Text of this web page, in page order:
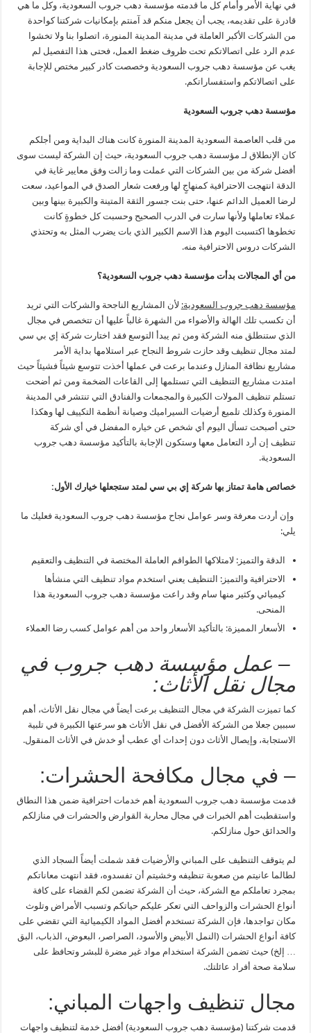
في نهاية الأمر وأمام كل ما قدمته مؤسسة دهب جروب السعودية، وكل ما هي
قادرة على تقديمه، يجب أن يجعل منكم قد آمنتم بإمكانيات شركتنا كواحدة
من الشركات الأكبر العاملة في مدينة المدينة المنورة، اتصلوا بنا ولا تخشوا
عدم الرد على اتصالاتكم تحت ظروف ضغط العمل، فحتى هذا التفصيل لم
يغب عن مؤسسة دهب جروب السعودية وخصصت كادر كبير مختص للإجابة
على اتصالاتكم واستفساراتكم.
مؤسسة دهب جروب السعودية
من قلب العاصمة السعودية المدينة المنورة كانت هناك البداية ومن أجلكم
كان الإنطلاق لـ مؤسسة دهب جروب السعودية، حيث إن الشركة ليست سوى
أفضل شركة من بين الشركات التي عملت وما زالت وفق معايير غاية في
الدقة انتهجت الاحترافية كمنهاجٍ لها ورفعت شعار الصدق في المواعيد، سعت
لرضا العميل الدائم عنها، حتى بنت جسور الثقة المتينة والكبيرة بينها وبين
عملاء تعاملها ولأنها سارت في الدرب الصحيح وحسبت كل خطوةٍ كانت
تخطوها اكتسبت اليوم هذا الاسم الكبير الذي بات يضرب المثل به وتحتذي
الشركات دروس الاحترافية منه.
من أي المجالات بدأت مؤسسة دهب جروب السعودية؟
مؤسسة دهب جروب السعودية: لأن المشاريع الناجحة والشركات التي تريد
أن تكسب تلك الهالة والأضواء من الشهرة غالباً عليها أن تتخصص في مجال
الذي ستنطلق منه الشركة ومن ثم يبدأ التوسع فقد اختارت شركة إي بي سي
لمتد مجال تنظيف وقد حازت شروط النجاح عبر استلامها بداية الأمر
مشاريع نظافة المنازل وعندما برعت في عملها أخذت تتوسع شيئاً فشيئاً حيث
امتدت مشاريع التنظيف التي تستلمها إلى القاعات الضخمة ومن ثم أضحت
تستلم تنظيف المولات الكبيرة والمجمعات والفنادق التي تنتشر في المدينة
المنورة وكذلك تلميع أرضيات السيراميك وصيانة أنظمة التكييف لها وهكذا
حتى أصبحت تسأل اليوم أي شخص عن خياره المفضل في أي شركة
تنظيف إن أرد التعامل معها وستكون الإجابة بالتأكيد مؤسسة دهب جروب
السعودية.
خصائص هامة تمتاز بها شركة إي بي سي لمتد ستجعلها خيارك الأول:
وإن أردت معرفة وسر عوامل نجاح مؤسسة دهب جروب السعودية فعليك ما
يلي:
الدقة والتميز: لامتلاكها الطواقم العاملة المختصة في التنظيف والتعقيم
الاحترافية والتميز: التنظيف يعني استخدم مواد تنظيف التي منشأها
كيميائي وكثير منها سام وقد راعت مؤسسة دهب جروب السعودية هذا
المنحى.
الأسعار المميزة: بالتأكيد الأسعار واحد من أهم عوامل كسب رضا العملاء
– عمل مؤسسة دهب جروب في
مجال نقل الأثاث:
كما تميزت الشركة في مجال التنظيف برعت أيضاً في مجال نقل الأثاث، أهم
سببين جعلا من الشركة الأفضل في نقل الأثاث هو سرعتها الكبيرة في تلبية
الاستجابة، وإيصال الأثاث دون إحداث أي عطب أو خدش في الأثاث المنقول.
– في مجال مكافحة الحشرات:
قدمت مؤسسة دهب جروب السعودية أهم خدمات احترافية ضمن هذا النطاق
واستقطبت أهم الخبرات في مجال محاربة القوارض والحشرات في منازلكم
والحدائق حول منازلكم.
لم يتوقف التنظيف على المباني والأرضيات فقد شملت أيضاً السجاد الذي
لطالما عانيتم من صعوبة تنظيفه وخشيتم أن تفسدوه، فقد انتهت معاناتكم
بمجرد تعاملكم مع الشركة، حيث أن الشركة تضمن لكم القضاء على كافة
أنواع الحشرات والزواحف التي تعكر عليكم حياتكم وتسبب الأمراض وتلوث
مكان تواجدها، فإن الشركة تستخدم أفضل المواد الكيميائية التي تقضي على
كافة أنواع الحشرات (النمل الأبيض والأسود، الصراصر، البعوض، الذباب، البق
… إلخ) حيث تضمن الشركة استخدام مواد غير مضرة للبشر وتحافظ على
سلامة صحة أفراد عائلتك.
مجال تنظيف واجهات المباني:
قدمت شركتنا (مؤسسة دهب جروب السعودية) أفضل خدمة لتنظيف واجهات